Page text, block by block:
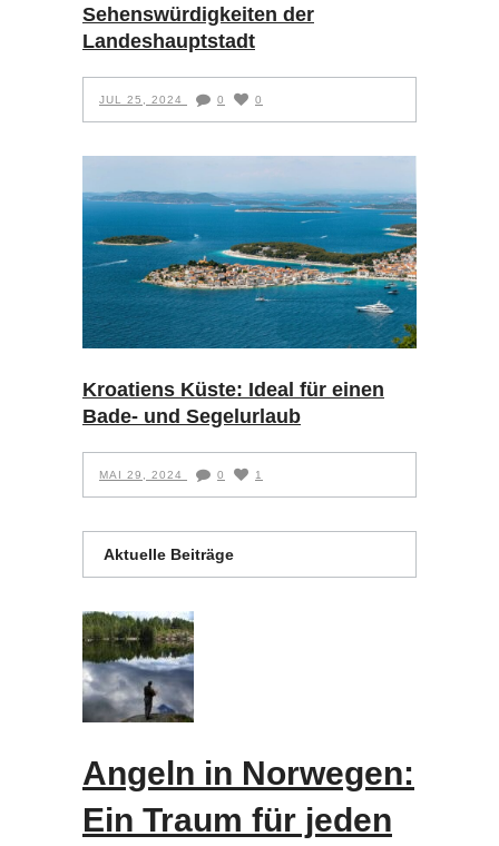
Sehenswürdigkeiten der
Landeshauptstadt
JUL 25, 2024 0 0
Kroatiens Küste: Ideal für einen
Bade- und Segelurlaub
MAI 29, 2024 0 1
Aktuelle Beiträge
Angeln in Norwegen:
Ein Traum für jeden